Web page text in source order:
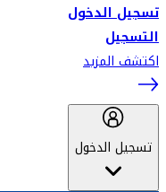
تسجيل الدخول
التسجيل
اكتشف المزيد
تسجيل الدخول